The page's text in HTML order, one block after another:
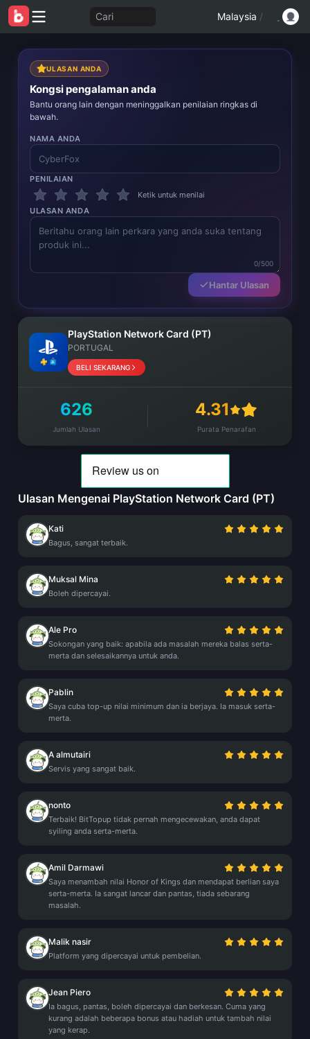
Cari Malaysia /
ULASAN ANDA
Kongsi pengalaman anda
Bantu orang lain dengan meninggalkan penilaian ringkas di
bawah.
NAMA ANDA
PENILAIAN
Ketik untuk menilai
ULASAN ANDA
0/500
Hantar Ulasan
PlayStation Network Card (PT)
PORTUGAL
BELI SEKARANG
626
Jumlah Ulasan
4.31
Purata Penarafan
Ulasan Mengenai PlayStation Network Card (PT)
Kati
Bagus, sangat terbaik.
Muksal Mina
Boleh dipercayai.
Ale Pro
Sokongan yang baik: apabila ada masalah mereka balas serta-
merta dan selesaikannya untuk anda.
Pablin
Saya cuba top-up nilai minimum dan ia berjaya. Ia masuk serta-
merta.
A almutairi
Servis yang sangat baik.
nonto
Terbaik! BitTopup tidak pernah mengecewakan, anda dapat
syiling anda serta-merta.
Amil Darmawi
Saya menambah nilai Honor of Kings dan mendapat berlian saya
serta-merta. Ia sangat lancar dan pantas, tiada sebarang
masalah.
Malik nasir
Platform yang dipercayai untuk pembelian.
Jean Piero
Ia bagus, pantas, boleh dipercayai dan berkesan. Cuma yang
kurang adalah beberapa bonus atau hadiah untuk tambah nilai
yang kerap.